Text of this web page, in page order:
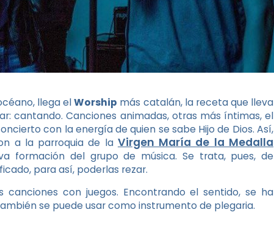
llega elWorship más catalán, la receta que lleva
cantando. Canciones animadas, otras más íntimas, el
con la energía de quien se sabe Hijo de Dios. Así,
a la parroquia de la Virgen María de la Medalla
formación del grupo de música. Se trata, pues, de
para así, poderlas rezar.
con juegos. Encontrando el sentido, se ha
se puede usar como instrumento de plegaria.